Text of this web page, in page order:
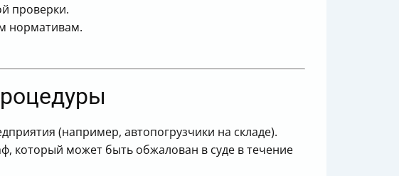
проверки.
нормативам.
(например, автопогрузчики на складе).
который может быть обжалован в суде в течение